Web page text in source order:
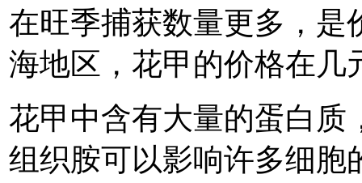
在旺季捕获数量更多，是
海地区，花甲的价格在几
花甲中含有大量的蛋白质
组织胺可以影响许多细胞